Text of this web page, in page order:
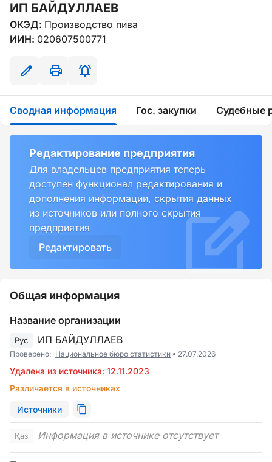
ИП БАЙДУЛЛАЕВ
ОКЭД: Производство пива
ИИН: 020607500771
Сводная информация Гос. закупки Судебные
Редактирование предприятия
Для владельцев предприятия теперь
доступен функционал редактирования и
дополнения информации, скрытия данных
из источников или полного скрытия
предприятия
Редактировать
Общая информация
Название организации
Рус ИП БАЙДУЛЛАЕВ
Проверено: Национальное бюро статистики 27.07.2026
Удалена из источника: 12.11.2023
Различается в источниках
Источники
Қаз Информация в источнике отсутствует